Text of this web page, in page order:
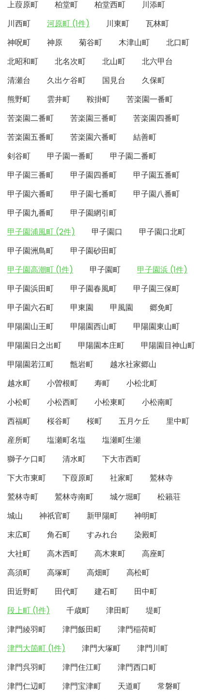
上葭原町 柏堂町 柏堂西町
川添町
川西町
河原町 (1件) 川東町
瓦林町
神呪町
神原 菊谷町 木津山町
北口町
北昭和町
北名次町 北山町
北六甲台
清瀬台
久出ケ谷町 国見台
久保町
熊野町
雲井町 鞍掛町
苦楽園一番町
苦楽園二番町
苦楽園三番町
苦楽園四番町
苦楽園五番町
苦楽園六番町
結善町
剣谷町
甲子園一番町
甲子園二番町
甲子園三番町
甲子園四番町
甲子園五番町
甲子園六番町
甲子園七番町
甲子園八番町
甲子園九番町
甲子園網引町
甲子園浦風町 (2件)
甲子園口
甲子園口北町
甲子園洲鳥町
甲子園砂田町
甲子園高潮町 (1件)
甲子園町
甲子園浜 (1件)
甲子園浜田町
甲子園春風町
甲子園三保町
甲子園六石町
甲東園 甲風園
郷免町
甲陽園山王町
甲陽園西山町
甲陽園東山町
甲陽園日之出町
甲陽園本庄町
甲陽園目神山町
甲陽園若江町
甑岩町
越水社家郷山
越水町
小曽根町 寿町
小松北町
小松町
小松西町 小松東町
小松南町
西福町
桜谷町 桜町 五月ケ丘
里中町
産所町
塩瀬町名塩
塩瀬町生瀬
獅子ケ口町
清水町
下大市西町
下大市東町
下葭原町 社家町
鷲林寺
鷲林寺町
鷲林寺南町 城ケ堀町
松籟荘
城山
神祇官町 新甲陽町
神明町
末広町
角石町 すみれ台
染殿町
大社町
高木西町 高木東町
高座町
高須町
高塚町 高畑町
高松町
田近野町
田代町 建石町
田中町
段上町 (1件)
千歳町 津田町
堤町
津門綾羽町
津門飯田町
津門稲荷町
津門大箇町 (1件)
津門大塚町
津門川町
津門呉羽町
津門住江町
津門西口町
津門仁辺町
津門宝津町 天道町
常磐町